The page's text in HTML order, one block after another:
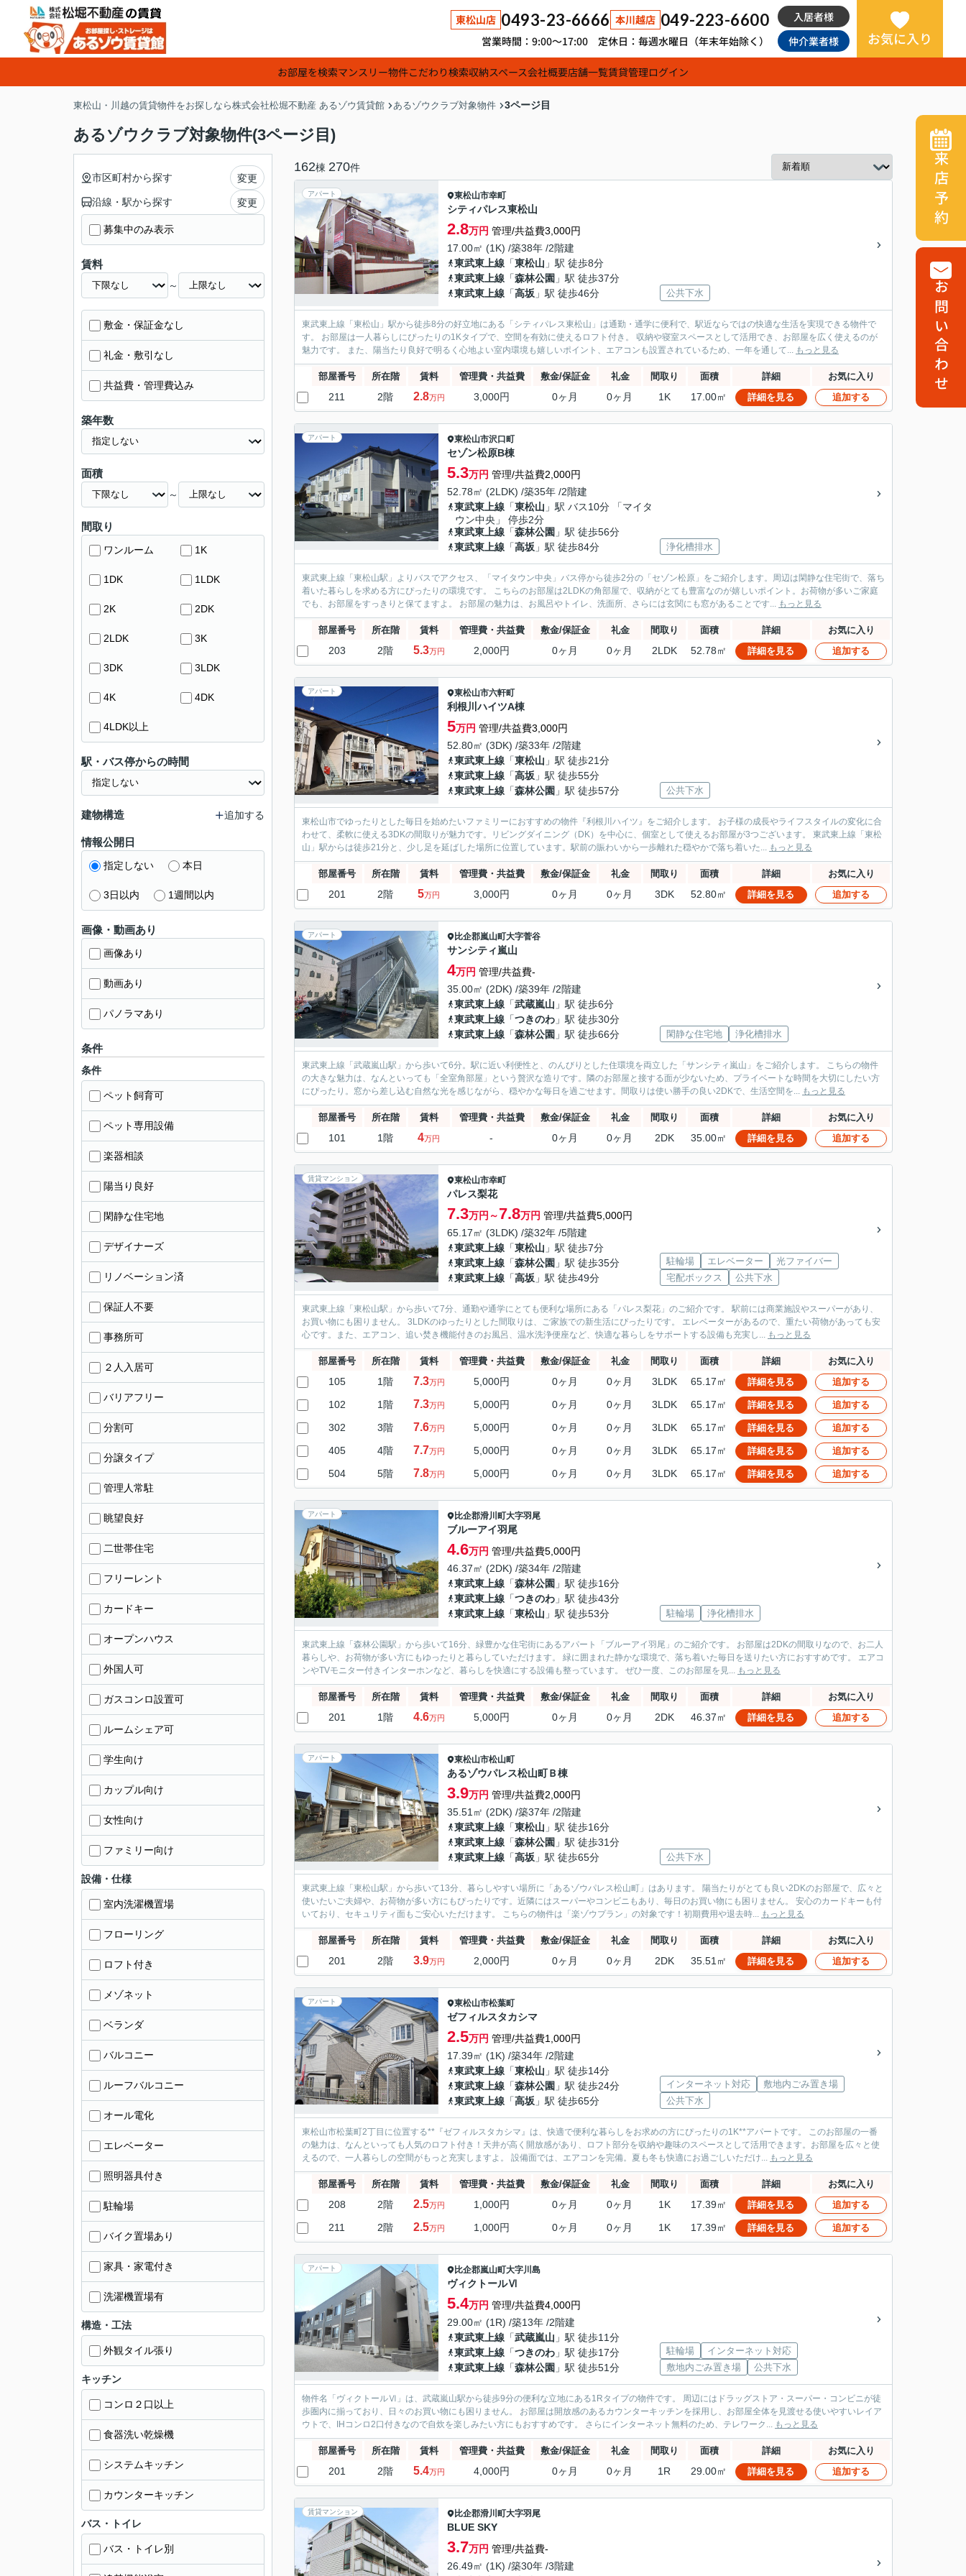
東松山店 0493-23-6666 本川越店 049-223-6600
営業時間：9:00～17:00 定休日：毎週水曜日（年末年始除く）
入居者様
仲介業者様
お気に入り
お部屋を検索マンスリー物件こだわり検索収納スペース会社概要店舗一覧賃貸管理ログイン
東松山・川越の賃貸物件をお探しなら株式会社松堀不動産 あるゾウ賃貸館 あるゾウクラブ対象物件 3ページ目
あるゾウクラブ対象物件(3ページ目)
162棟 270件
アパート 東松山市幸町
シティパレス東松山
2.8万円 管理/共益費3,000円
17.00㎡ (1K) /築38年 /2階建
東武東上線 「東松山 」駅 徒歩8分
東武東上線 「森林公園 」駅 徒歩37分
東武東上線 「高坂 」駅 徒歩46分 公共下水
東武東上線「東松山」駅から徒歩8分の好立地にある「シティパレス東松山」は通勤・通学に便利で、駅近ならではの快適な生活を実現できる物件で
す。 お部屋は一人暮らしにぴったりの1Kタイプで、空間を有効に使えるロフト付き。 収納や寝室スペースとして活用でき、お部屋を広く使えるのが
魅力です。 また、陽当たり良好で明るく心地よい室内環境も嬉しいポイント、エアコンも設置されているため、一年を通して... もっと見る
部屋番号 所在階 賃料 管理費・共益費 敷金/保証金 礼金 間取り 面積 詳細 お気に入り
211 2階 2.8万円 3,000円 0ヶ月 0ヶ月 1K 17.00㎡ 詳細を見る 追加する
アパート 東松山市沢口町
セゾン松原B棟
5.3万円 管理/共益費2,000円
52.78㎡ (2LDK) /築35年 /2階建
東武東上線 「東松山 」駅 バス10分 「マイタ
ウン中央」 停歩2分
東武東上線 「森林公園 」駅 徒歩56分
東武東上線 「高坂 」駅 徒歩84分 浄化槽排水
東武東上線「東松山駅」よりバスでアクセス、「マイタウン中央」バス停から徒歩2分の「セゾン松原」をご紹介します。周辺は閑静な住宅街で、落ち
着いた暮らしを求める方にぴったりの環境です。 こちらのお部屋は2LDKの角部屋で、収納がとても豊富なのが嬉しいポイント。お荷物が多いご家庭
でも、お部屋をすっきりと保てますよ。 お部屋の魅力は、お風呂やトイレ、洗面所、さらには玄関にも窓があることです... もっと見る
部屋番号 所在階 賃料 管理費・共益費 敷金/保証金 礼金 間取り 面積 詳細 お気に入り
203 2階 5.3万円 2,000円 0ヶ月 0ヶ月 2LDK 52.78㎡ 詳細を見る 追加する
アパート 東松山市六軒町
利根川ハイツA棟
5万円 管理/共益費3,000円
52.80㎡ (3DK) /築33年 /2階建
東武東上線 「東松山 」駅 徒歩21分
東武東上線 「高坂 」駅 徒歩55分
東武東上線 「森林公園 」駅 徒歩57分 公共下水
東松山市でゆったりとした毎日を始めたいファミリーにおすすめの物件『利根川ハイツ』をご紹介します。 お子様の成長やライフスタイルの変化に合
わせて、柔軟に使える3DKの間取りが魅力です。リビングダイニング（DK）を中心に、個室として使えるお部屋が3つございます。 東武東上線「東松
山」駅からは徒歩21分と、少し足を延ばした場所に位置しています。駅前の賑わいから一歩離れた穏やかで落ち着いた... もっと見る
部屋番号 所在階 賃料 管理費・共益費 敷金/保証金 礼金 間取り 面積 詳細 お気に入り
201 2階 5万円 3,000円 0ヶ月 0ヶ月 3DK 52.80㎡ 詳細を見る 追加する
アパート 比企郡嵐山町大字菅谷
サンシティ嵐山
4万円 管理/共益費-
35.00㎡ (2DK) /築39年 /2階建
東武東上線 「武蔵嵐山 」駅 徒歩6分
東武東上線 「つきのわ 」駅 徒歩30分
東武東上線 「森林公園 」駅 徒歩66分 閑静な住宅地 浄化槽排水
東武東上線「武蔵嵐山駅」から歩いて6分。駅に近い利便性と、のんびりとした住環境を両立した「サンシティ嵐山」をご紹介します。 こちらの物件
の大きな魅力は、なんといっても「全室角部屋」という贅沢な造りです。隣のお部屋と接する面が少ないため、プライベートな時間を大切にしたい方
にぴったり。窓から差し込む自然な光を感じながら、穏やかな毎日を過ごせます。間取りは使い勝手の良い2DKで、生活空間を... もっと見る
部屋番号 所在階 賃料 管理費・共益費 敷金/保証金 礼金 間取り 面積 詳細 お気に入り
101 1階 4万円 - 0ヶ月 0ヶ月 2DK 35.00㎡ 詳細を見る 追加する
賃貸マンション 東松山市幸町
パレス梨花
7.3万円～7.8万円 管理/共益費5,000円
65.17㎡ (3LDK) /築32年 /5階建
東武東上線 「東松山 」駅 徒歩7分
東武東上線 「森林公園 」駅 徒歩35分
東武東上線 「高坂 」駅 徒歩49分
駐輪場 エレベーター
光ファイバー
宅配ボックス
公共下水
東武東上線「東松山駅」から歩いて7分、通勤や通学にとても便利な場所にある「パレス梨花」のご紹介です。 駅前には商業施設やスーパーがあり、
お買い物にも困りません。 3LDKのゆったりとした間取りは、ご家族での新生活にぴったりです。 エレベーターがあるので、重たい荷物があっても安
心です。また、エアコン、追い焚き機能付きのお風呂、温水洗浄便座など、快適な暮らしをサポートする設備も充実し... もっと見る
部屋番号 所在階 賃料 管理費・共益費 敷金/保証金 礼金 間取り 面積 詳細 お気に入り
105 1階 7.3万円 5,000円 0ヶ月 0ヶ月 3LDK 65.17㎡ 詳細を見る 追加する
102 1階 7.3万円 5,000円 0ヶ月 0ヶ月 3LDK 65.17㎡ 詳細を見る 追加する
302 3階 7.6万円 5,000円 0ヶ月 0ヶ月 3LDK 65.17㎡ 詳細を見る 追加する
405 4階 7.7万円 5,000円 0ヶ月 0ヶ月 3LDK 65.17㎡ 詳細を見る 追加する
504 5階 7.8万円 5,000円 0ヶ月 0ヶ月 3LDK 65.17㎡ 詳細を見る 追加する
アパート 比企郡滑川町大字羽尾
ブルーアイ羽尾
4.6万円 管理/共益費5,000円
46.37㎡ (2DK) /築34年 /2階建
東武東上線 「森林公園 」駅 徒歩16分
東武東上線 「つきのわ 」駅 徒歩43分
東武東上線 「東松山 」駅 徒歩53分 駐輪場 浄化槽排水
東武東上線「森林公園駅」から歩いて16分、緑豊かな住宅街にあるアパート「ブルーアイ羽尾」のご紹介です。 お部屋は2DKの間取りなので、お二人
暮らしや、お荷物が多い方にもゆったりと暮らしていただけます。 緑に囲まれた静かな環境で、落ち着いた毎日を送りたい方におすすめです。 エアコ
ンやTVモニター付きインターホンなど、暮らしを快適にする設備も整っています。 ぜひ一度、このお部屋を見... もっと見る
部屋番号 所在階 賃料 管理費・共益費 敷金/保証金 礼金 間取り 面積 詳細 お気に入り
201 1階 4.6万円 5,000円 0ヶ月 0ヶ月 2DK 46.37㎡ 詳細を見る 追加する
アパート 東松山市松山町
あるゾウパレス松山町Ｂ棟
3.9万円 管理/共益費2,000円
35.51㎡ (2DK) /築37年 /2階建
東武東上線 「東松山 」駅 徒歩16分
東武東上線 「森林公園 」駅 徒歩31分
東武東上線 「高坂 」駅 徒歩65分 公共下水
東武東上線「東松山駅」から歩いて13分、暮らしやすい場所に「あるゾウパレス松山町」はあります。 陽当たりがとても良い2DKのお部屋で、広々と
使いたいご夫婦や、お荷物が多い方にもぴったりです。近隣にはスーパーやコンビニもあり、毎日のお買い物にも困りません。 安心のカードキーも付
いており、セキュリティ面もご安心いただけます。 こちらの物件は「楽ゾウプラン」の対象です！初期費用や退去時... もっと見る
部屋番号 所在階 賃料 管理費・共益費 敷金/保証金 礼金 間取り 面積 詳細 お気に入り
201 2階 3.9万円 2,000円 0ヶ月 0ヶ月 2DK 35.51㎡ 詳細を見る 追加する
アパート 東松山市松葉町
ゼフィルスタカシマ
2.5万円 管理/共益費1,000円
17.39㎡ (1K) /築34年 /2階建
東武東上線 「東松山 」駅 徒歩14分
東武東上線 「森林公園 」駅 徒歩24分
東武東上線 「高坂 」駅 徒歩65分
インターネット対応
敷地内ごみ置き場
公共下水
東松山市松葉町2丁目に位置する**『ゼフィルスタカシマ』は、快適で便利な暮らしをお求めの方にぴったりの1K**アパートです。 このお部屋の一番
の魅力は、なんといっても人気のロフト付き！天井が高く開放感があり、ロフト部分を収納や趣味のスペースとして活用できます。お部屋を広々と使
えるので、一人暮らしの空間がもっと充実しますよ。 設備面では、エアコンを完備。夏も冬も快適にお過ごしいただけ... もっと見る
部屋番号 所在階 賃料 管理費・共益費 敷金/保証金 礼金 間取り 面積 詳細 お気に入り
208 2階 2.5万円 1,000円 0ヶ月 0ヶ月 1K 17.39㎡ 詳細を見る 追加する
211 2階 2.5万円 1,000円 0ヶ月 0ヶ月 1K 17.39㎡ 詳細を見る 追加する
アパート 比企郡嵐山町大字川島
ヴィクトールⅥ
5.4万円 管理/共益費4,000円
29.00㎡ (1R) /築13年 /2階建
東武東上線 「武蔵嵐山 」駅 徒歩11分
東武東上線 「つきのわ 」駅 徒歩17分
東武東上線 「森林公園 」駅 徒歩51分
駐輪場
インターネット対応
敷地内ごみ置き場
公共下水
物件名「ヴィクトールⅥ」は、武蔵嵐山駅から徒歩9分の便利な立地にある1Rタイプの物件です。 周辺にはドラッグストア・スーパー・コンビニが徒
歩圏内に揃っており、日々のお買い物にも困りません。 お部屋は開放感のあるカウンターキッチンを採用し、お部屋全体を見渡せる使いやすいレイア
ウトで、IHコンロ2口付きなので自炊を楽しみたい方にもおすすめです。 さらにインターネット無料のため、テレワーク... もっと見る
部屋番号 所在階 賃料 管理費・共益費 敷金/保証金 礼金 間取り 面積 詳細 お気に入り
201 2階 5.4万円 4,000円 0ヶ月 0ヶ月 1R 29.00㎡ 詳細を見る 追加する
賃貸マンション 比企郡滑川町大字羽尾
BLUE SKY
3.7万円 管理/共益費-
26.49㎡ (1K) /築30年 /3階建
市区町村から探す 変更
沿線・駅から探す 変更
募集中のみ表示
賃料
～
敷金・保証金なし
礼金・敷引なし
共益費・管理費込み
築年数
面積
～
間取り
ワンルーム 1K
1DK 1LDK
2K 2DK
2LDK 3K
3DK 3LDK
4K 4DK
4LDK以上
駅・バス停からの時間
建物構造 追加する
情報公開日
指定しない 本日
3日以内 1週間以内
画像・動画あり
画像あり
動画あり
パノラマあり
条件
条件
ペット飼育可
ペット専用設備
楽器相談
陽当り良好
閑静な住宅地
デザイナーズ
リノベーション済
保証人不要
事務所可
２人入居可
バリアフリー
分割可
分譲タイプ
管理人常駐
眺望良好
二世帯住宅
フリーレント
カードキー
オープンハウス
外国人可
ガスコンロ設置可
ルームシェア可
学生向け
カップル向け
女性向け
ファミリー向け
設備・仕様
室内洗濯機置場
フローリング
ロフト付き
メゾネット
ベランダ
バルコニー
ルーフバルコニー
オール電化
エレベーター
照明器具付き
駐輪場
バイク置場あり
家具・家電付き
洗濯機置場有
構造・工法
外観タイル張り
キッチン
コンロ２口以上
食器洗い乾燥機
システムキッチン
カウンターキッチン
バス・トイレ
バス・トイレ別
来店予約
お問い合わせ